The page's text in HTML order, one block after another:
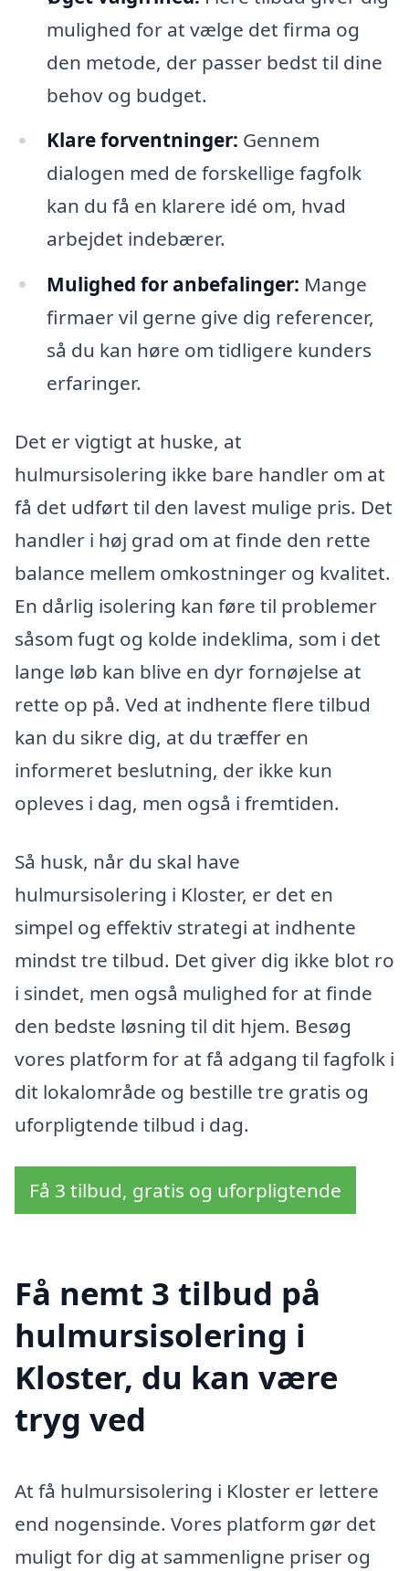
mulighed for at vælge det firma og
den metode, der passer bedst til dine
behov og budget.
Klare forventninger: Gennem
dialogen med de forskellige fagfolk
kan du få en klarere idé om, hvad
arbejdet indebærer.
Mulighed for anbefalinger: Mange
firmaer vil gerne give dig referencer,
så du kan høre om tidligere kunders
erfaringer.
Det er vigtigt at huske, at
hulmursisolering ikke bare handler om at
få det udført til den lavest mulige pris. Det
handler i høj grad om at finde den rette
balance mellem omkostninger og kvalitet.
En dårlig isolering kan føre til problemer
såsom fugt og kolde indeklima, som i det
lange løb kan blive en dyr fornøjelse at
rette op på. Ved at indhente flere tilbud
kan du sikre dig, at du træffer en
informeret beslutning, der ikke kun
opleves i dag, men også i fremtiden.
Så husk, når du skal have
hulmursisolering i Kloster, er det en
simpel og effektiv strategi at indhente
mindst tre tilbud. Det giver dig ikke blot ro
i sindet, men også mulighed for at finde
den bedste løsning til dit hjem. Besøg
vores platform for at få adgang til fagfolk i
dit lokalområde og bestille tre gratis og
uforpligtende tilbud i dag.
Få 3 tilbud, gratis og uforpligtende
Få nemt 3 tilbud på
hulmursisolering i
Kloster, du kan være
tryg ved
At få hulmursisolering i Kloster er lettere
end nogensinde. Vores platform gør det
muligt for dig at sammenligne priser og